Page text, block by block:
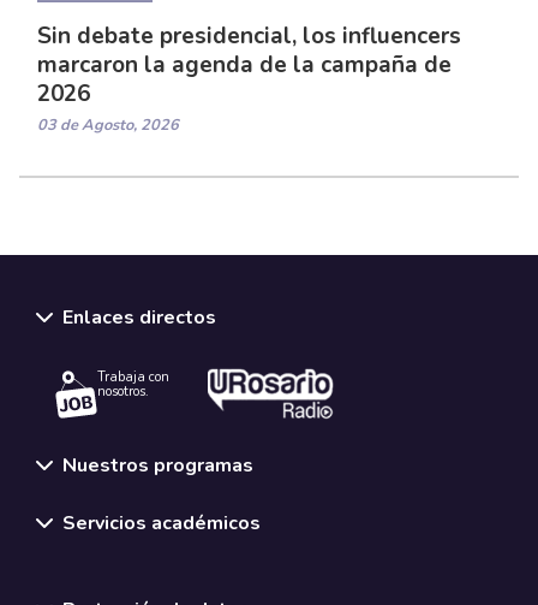
Sin debate presidencial, los influencers
marcaron la agenda de la campaña de
2026
03 de Agosto, 2026
Enlaces directos
Trabaja con
nosotros.
Nuestros programas
Servicios académicos